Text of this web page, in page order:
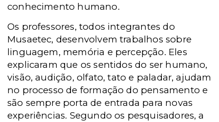
conhecimento humano.
Os professores, todos integrantes do
Musaetec, desenvolvem trabalhos sobre
linguagem, memória e percepção. Eles
explicaram que os sentidos do ser humano,
visão, audição, olfato, tato e paladar, ajudam
no processo de formação do pensamento e
são sempre porta de entrada para novas
experiências. Segundo os pesquisadores, a